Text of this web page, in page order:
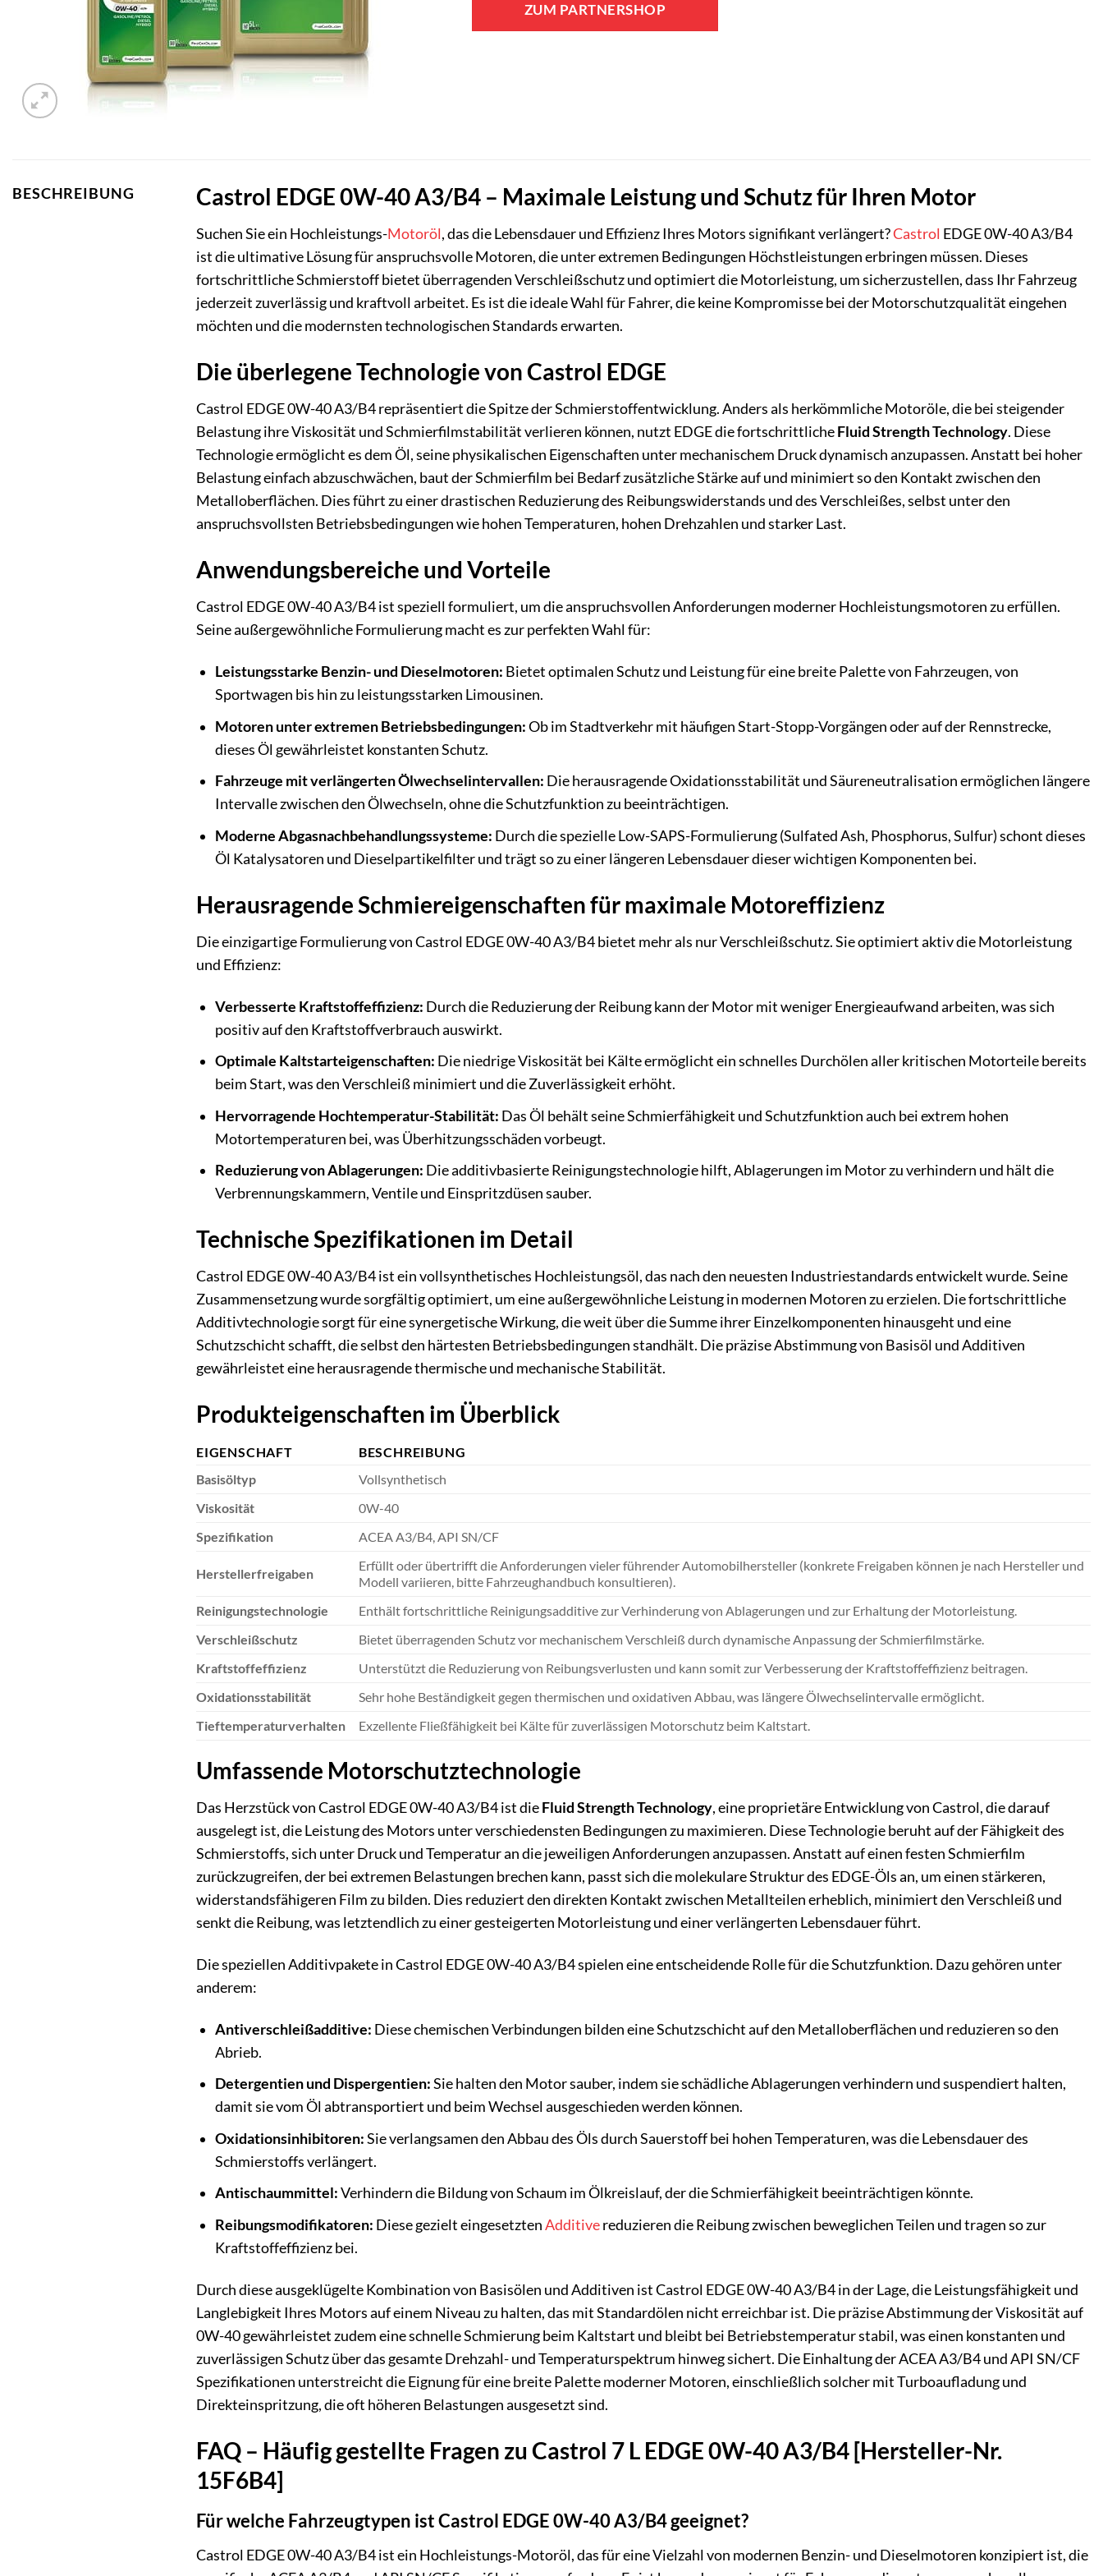
ZUM PARTNERSHOP
BESCHREIBUNG Castrol EDGE 0W-40 A3/B4 – Maximale Leistung und Schutz für Ihren Motor
Suchen Sie ein Hochleistungs-Motoröl, das die Lebensdauer und Effizienz Ihres Motors signifikant verlängert?Castrol EDGE 0W-40 A3/B4
ist die ultimative Lösung für anspruchsvolle Motoren, die unter extremen Bedingungen Höchstleistungen erbringen müssen. Dieses
fortschrittliche Schmierstoff bietet überragenden Verschleißschutz und optimiert die Motorleistung, um sicherzustellen, dass Ihr Fahrzeug
jederzeit zuverlässig und kraftvoll arbeitet. Es ist die ideale Wahl für Fahrer, die keine Kompromisse bei der Motorschutzqualität eingehen
möchten und die modernsten technologischen Standards erwarten.
Die überlegene Technologie von Castrol EDGE
Castrol EDGE 0W-40 A3/B4 repräsentiert die Spitze der Schmierstoffentwicklung. Anders als herkömmliche Motoröle, die bei steigender
Belastung ihre Viskosität und Schmierfilmstabilität verlieren können, nutzt EDGE die fortschrittlicheFluid Strength Technology. Diese
Technologie ermöglicht es dem Öl, seine physikalischen Eigenschaften unter mechanischem Druck dynamisch anzupassen. Anstatt bei hoher
Belastung einfach abzuschwächen, baut der Schmierfilm bei Bedarf zusätzliche Stärke auf und minimiert so den Kontakt zwischen den
Metalloberflächen. Dies führt zu einer drastischen Reduzierung des Reibungswiderstands und des Verschleißes, selbst unter den
anspruchsvollsten Betriebsbedingungen wie hohen Temperaturen, hohen Drehzahlen und starker Last.
Anwendungsbereiche und Vorteile
Castrol EDGE 0W-40 A3/B4 ist speziell formuliert, um die anspruchsvollen Anforderungen moderner Hochleistungsmotoren zu erfüllen.
Seine außergewöhnliche Formulierung macht es zur perfekten Wahl für:
Leistungsstarke Benzin- und Dieselmotoren: Bietet optimalen Schutz und Leistung für eine breite Palette von Fahrzeugen, von
Sportwagen bis hin zu leistungsstarken Limousinen.
Motoren unter extremen Betriebsbedingungen:Ob im Stadtverkehr mit häufigen Start-Stopp-Vorgängen oder auf der Rennstrecke,
dieses Öl gewährleistet konstanten Schutz.
Fahrzeuge mit verlängerten Ölwechselintervallen: Die herausragende Oxidationsstabilität und Säureneutralisation ermöglichen längere
Intervalle zwischen den Ölwechseln, ohne die Schutzfunktion zu beeinträchtigen.
Moderne Abgasnachbehandlungssysteme: Durch die spezielle Low-SAPS-Formulierung (Sulfated Ash, Phosphorus, Sulfur) schont dieses
Öl Katalysatoren und Dieselpartikelfilter und trägt so zu einer längeren Lebensdauer dieser wichtigen Komponenten bei.
Herausragende Schmiereigenschaften für maximale Motoreffizienz
Die einzigartige Formulierung von Castrol EDGE 0W-40 A3/B4 bietet mehr als nur Verschleißschutz. Sie optimiert aktiv die Motorleistung
und Effizienz:
Verbesserte Kraftstoffeffizienz: Durch die Reduzierung der Reibung kann der Motor mit weniger Energieaufwand arbeiten, was sich
positiv auf den Kraftstoffverbrauch auswirkt.
Optimale Kaltstarteigenschaften: Die niedrige Viskosität bei Kälte ermöglicht ein schnelles Durchölen aller kritischen Motorteile bereits
beim Start, was den Verschleiß minimiert und die Zuverlässigkeit erhöht.
Hervorragende Hochtemperatur-Stabilität: Das Öl behält seine Schmierfähigkeit und Schutzfunktion auch bei extrem hohen
Motortemperaturen bei, was Überhitzungsschäden vorbeugt.
Reduzierung von Ablagerungen: Die additivbasierte Reinigungstechnologie hilft, Ablagerungen im Motor zu verhindern und hält die
Verbrennungskammern, Ventile und Einspritzdüsen sauber.
Technische Spezifikationen im Detail
Castrol EDGE 0W-40 A3/B4 ist ein vollsynthetisches Hochleistungsöl, das nach den neuesten Industriestandards entwickelt wurde. Seine
Zusammensetzung wurde sorgfältig optimiert, um eine außergewöhnliche Leistung in modernen Motoren zu erzielen. Die fortschrittliche
Additivtechnologie sorgt für eine synergetische Wirkung, die weit über die Summe ihrer Einzelkomponenten hinausgeht und eine
Schutzschicht schafft, die selbst den härtesten Betriebsbedingungen standhält. Die präzise Abstimmung von Basisöl und Additiven
gewährleistet eine herausragende thermische und mechanische Stabilität.
Produkteigenschaften im Überblick
EIGENSCHAFT
BESCHREIBUNG
Basisöltyp
Vollsynthetisch
Viskosität
0W-40
Spezifikation
ACEA A3/B4, API SN/CF
Herstellerfreigaben
Erfüllt oder übertrifft die Anforderungen vieler führender Automobilhersteller (konkrete Freigaben können je nach Hersteller und
Modell variieren, bitte Fahrzeughandbuch konsultieren).
Reinigungstechnologie
Enthält fortschrittliche Reinigungsadditive zur Verhinderung von Ablagerungen und zur Erhaltung der Motorleistung.
Verschleißschutz
Bietet überragenden Schutz vor mechanischem Verschleiß durch dynamische Anpassung der Schmierfilmstärke.
Kraftstoffeffizienz
Unterstützt die Reduzierung von Reibungsverlusten und kann somit zur Verbesserung der Kraftstoffeffizienz beitragen.
Oxidationsstabilität
Sehr hohe Beständigkeit gegen thermischen und oxidativen Abbau, was längere Ölwechselintervalle ermöglicht.
Tieftemperaturverhalten
Exzellente Fließfähigkeit bei Kälte für zuverlässigen Motorschutz beim Kaltstart.
Umfassende Motorschutztechnologie
Das Herzstück von Castrol EDGE 0W-40 A3/B4 ist dieFluid Strength Technology, eine proprietäre Entwicklung von Castrol, die darauf
ausgelegt ist, die Leistung des Motors unter verschiedensten Bedingungen zu maximieren. Diese Technologie beruht auf der Fähigkeit des
Schmierstoffs, sich unter Druck und Temperatur an die jeweiligen Anforderungen anzupassen. Anstatt auf einen festen Schmierfilm
zurückzugreifen, der bei extremen Belastungen brechen kann, passt sich die molekulare Struktur des EDGE-Öls an, um einen stärkeren,
widerstandsfähigeren Film zu bilden. Dies reduziert den direkten Kontakt zwischen Metallteilen erheblich, minimiert den Verschleiß und
senkt die Reibung, was letztendlich zu einer gesteigerten Motorleistung und einer verlängerten Lebensdauer führt.
Die speziellen Additivpakete in Castrol EDGE 0W-40 A3/B4 spielen eine entscheidende Rolle für die Schutzfunktion. Dazu gehören unter
anderem:
Antiverschleißadditive: Diese chemischen Verbindungen bilden eine Schutzschicht auf den Metalloberflächen und reduzieren so den
Abrieb.
Detergentien und Dispergentien:Sie halten den Motor sauber, indem sie schädliche Ablagerungen verhindern und suspendiert halten,
damit sie vom Öl abtransportiert und beim Wechsel ausgeschieden werden können.
Oxidationsinhibitoren:Sie verlangsamen den Abbau des Öls durch Sauerstoff bei hohen Temperaturen, was die Lebensdauer des
Schmierstoffs verlängert.
Antischaummittel:Verhindern die Bildung von Schaum im Ölkreislauf, der die Schmierfähigkeit beeinträchtigen könnte.
Reibungsmodifikatoren: Diese gezielt eingesetztenAdditivereduzieren die Reibung zwischen beweglichen Teilen und tragen so zur
Kraftstoffeffizienz bei.
Durch diese ausgeklügelte Kombination von Basisölen und Additiven ist Castrol EDGE 0W-40 A3/B4 in der Lage, die Leistungsfähigkeit und
Langlebigkeit Ihres Motors auf einem Niveau zu halten, das mit Standardölen nicht erreichbar ist. Die präzise Abstimmung der Viskosität auf
0W-40 gewährleistet zudem eine schnelle Schmierung beim Kaltstart und bleibt bei Betriebstemperatur stabil, was einen konstanten und
zuverlässigen Schutz über das gesamte Drehzahl- und Temperaturspektrum hinweg sichert. Die Einhaltung der ACEA A3/B4 und API SN/CF
Spezifikationen unterstreicht die Eignung für eine breite Palette moderner Motoren, einschließlich solcher mit Turboaufladung und
Direkteinspritzung, die oft höheren Belastungen ausgesetzt sind.
FAQ – Häufig gestellte Fragen zu Castrol 7 L EDGE 0W-40 A3/B4 [Hersteller-Nr.
15F6B4]
Für welche Fahrzeugtypen ist Castrol EDGE 0W-40 A3/B4 geeignet?
Castrol EDGE 0W-40 A3/B4 ist ein Hochleistungs-Motoröl, das für eine Vielzahl von modernen Benzin- und Dieselmotoren konzipiert ist, die